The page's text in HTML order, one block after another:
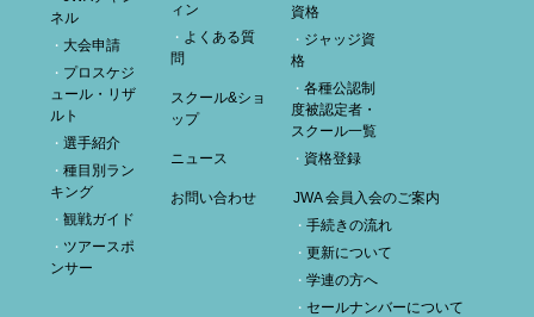
ネル
大会申請
プロスケジ
ュール・リザ
ルト
選手紹介
種目別ラン
キング
観戦ガイド
ツアースポ
ンサー
ィン
よくある質
問
スクール&ショ
ップ
ニュース
お問い合わせ
資格
ジャッジ資
格
各種公認制
度被認定者・
スクール一覧
資格登録
JWA 会員入会のご案内
手続きの流れ
更新について
学連の方へ
セールナンバーについて